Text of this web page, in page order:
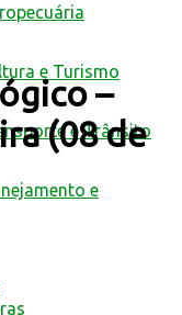
e Turismo
e Trânsito
e
–
(08 de